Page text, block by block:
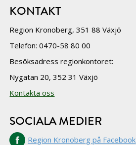
KONTAKT
Region Kronoberg, 351 88 Växjö
Telefon: 0470-58 80 00
Besöksadress regionkontoret:
Nygatan 20, 352 31 Växjö
Kontakta oss
SOCIALA MEDIER
Region Kronoberg på Facebook